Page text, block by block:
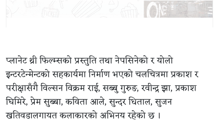
प्लानेट थ्री फिल्म्सको प्रस्तुति तथा नेपसिनेको र योलो
इन्टरटेन्मेन्टको सहकार्यमा निर्माण भएको चलचित्रमा प्रकाश र
परीक्षासँगै विल्सन विक्रम राई, सब्बु गुरुङ, रवीन्द्र झा, प्रकाश
घिमिरे, प्रेम सुब्बा, कविता आले, सुन्दर धिताल, सुजन
खतिवडालगायत कलाकारको अभिनय रहेको छ ।